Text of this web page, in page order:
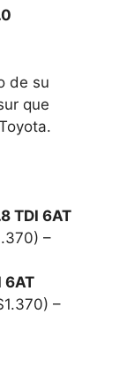
de su
que
TDI 6AT
–
6AT
–